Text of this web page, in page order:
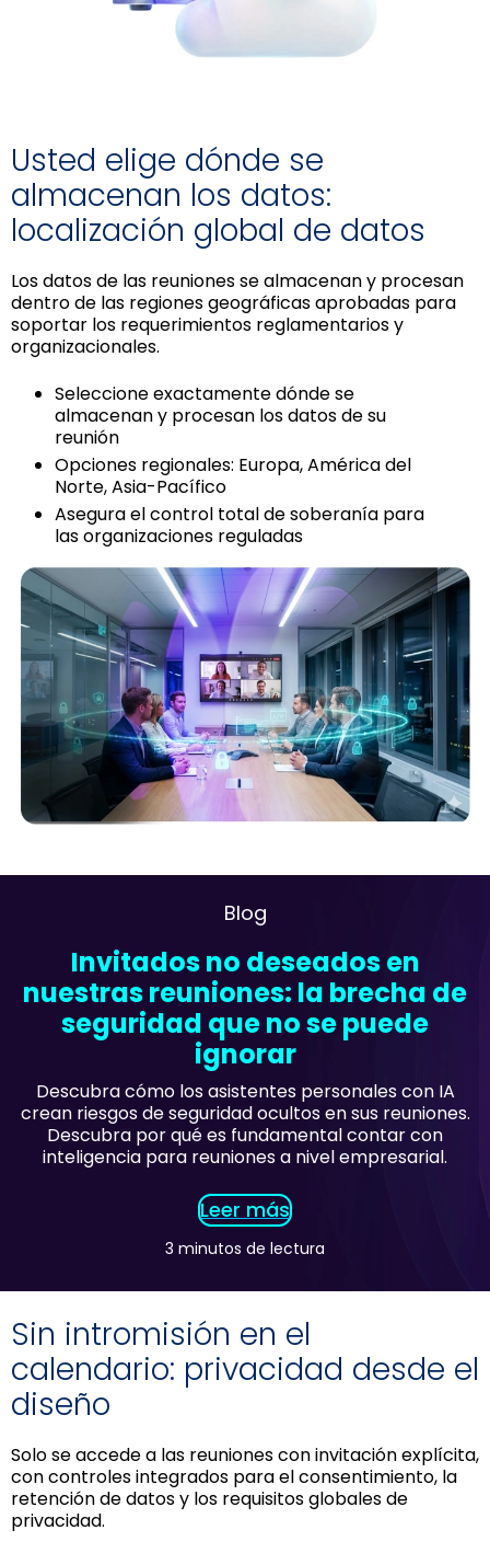
Usted elige dónde se
almacenan los datos:
localización global de datos
Los datos de las reuniones se almacenan y procesan
dentro de las regiones geográficas aprobadas para
soportar los requerimientos reglamentarios y
organizacionales.
Seleccione exactamente dónde se
almacenan y procesan los datos de su
reunión
Opciones regionales: Europa, América del
Norte, Asia-Pacífico
Asegura el control total de soberanía para
las organizaciones reguladas
Blog
Invitados no deseados en
nuestras reuniones: la brecha de
seguridad que no se puede
ignorar
Descubra cómo los asistentes personales con IA
crean riesgos de seguridad ocultos en sus reuniones.
Descubra por qué es fundamental contar con
inteligencia para reuniones a nivel empresarial.
Leer más
3 minutos de lectura
Sin intromisión en el
calendario: privacidad desde el
diseño
Solo se accede a las reuniones con invitación explícita,
con controles integrados para el consentimiento, la
retención de datos y los requisitos globales de
privacidad.